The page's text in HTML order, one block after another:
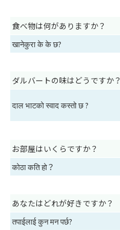
食べ物は何がありますか？
खानेकुरा के के छ?
ダルバートの味はどうですか？
दाल भाटको स्वाद कस्तो छ ?
お部屋はいくらですか？
कोठा कति हो？
あなたはどれが好きですか？
तपाईलाई कुन मन पर्छ?